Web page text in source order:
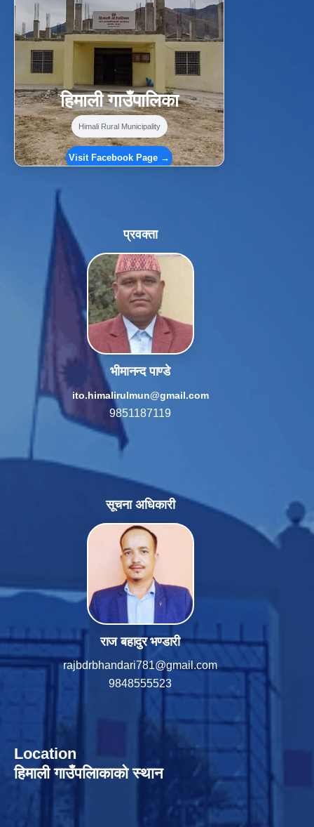
f Facebook ⋯
हिमाली गाउँपालिका
Himali Rural Municipality
Visit Facebook Page →
प्रवक्ता
भीमानन्द पाण्डे
ito.himalirulmun@gmail.com
9851187119
सूचना अधिकारी
राज बहादुर भण्डारी
rajbdrbhandari781@gmail.com
9848555523
Location
हिमाली गाउँपलािकाको स्थान